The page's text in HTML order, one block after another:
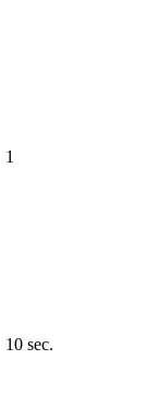
1
10 sec.